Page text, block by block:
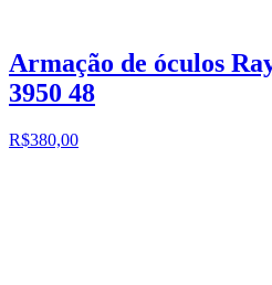
Armação de óculos
3950 48
R$380,00